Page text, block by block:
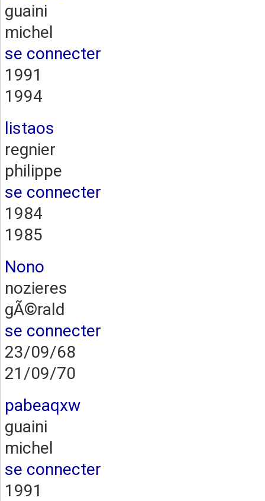
guaini
michel
se connecter
1991
1994
listaos
regnier
philippe
se connecter
1984
1985
Nono
nozieres
gÃ©rald
se connecter
23/09/68
21/09/70
pabeaqxw
guaini
michel
se connecter
1991